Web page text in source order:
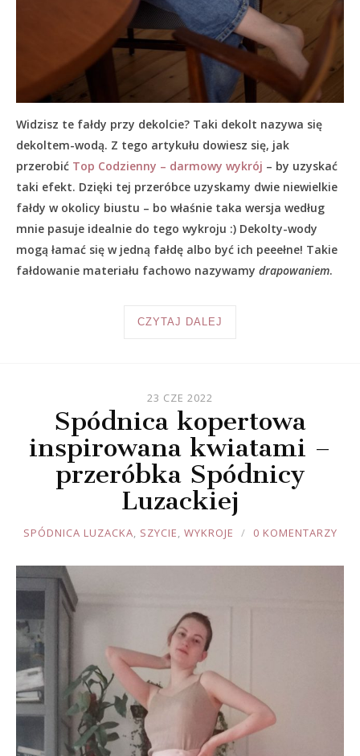
Widzisz te fałdy przy dekolcie? Taki dekolt nazywa się
dekoltem-wodą. Z tego artykułu dowiesz się, jak
przerobić Top Codzienny – darmowy wykrój – by uzyskać
taki efekt. Dzięki tej przeróbce uzyskamy dwie niewielkie
fałdy w okolicy biustu – bo właśnie taka wersja według
mnie pasuje idealnie do tego wykroju :) Dekolty-wody
mogą łamać się w jedną fałdę albo być ich peeełne! Takie
fałdowanie materiału fachowo nazywamy drapowaniem.
CZYTAJ DALEJ
23 CZE 2022
Spódnica kopertowa
inspirowana kwiatami –
przeróbka Spódnicy
Luzackiej
JOULE
SPÓDNICA LUZACKA, SZYCIE, WYKROJE 0 KOMENTARZY